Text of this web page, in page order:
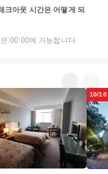
아웃 시간은 어떻게 되
00:00에 가능합니다
10/10